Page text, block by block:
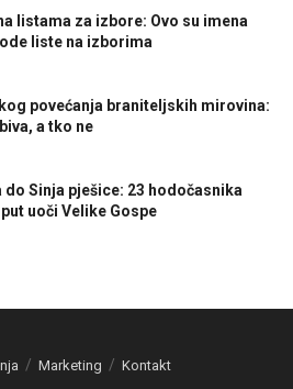
listama za izbore: Ovo su imena
liste na izborima
povećanja braniteljskih mirovina:
a tko ne
do Sinja pješice: 23 hodočasnika
uoči Velike Gospe
Marketing Kontakt